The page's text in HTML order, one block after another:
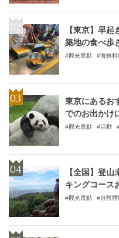
【東京】早
築地の食べ歩
觀光景點 海鮮料
東京にあるお
でのお出かけ
觀光景點 活動
【全国】登
キングコース
觀光景點 自然